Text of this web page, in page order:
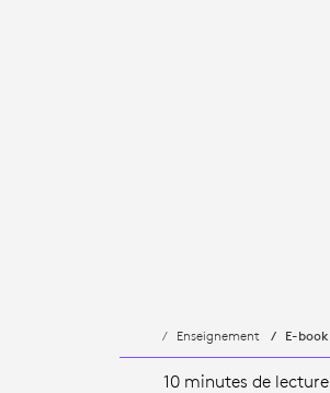
Enseignement E-book
10 minutes de lecture